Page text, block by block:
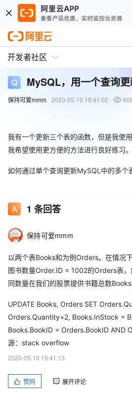
开发者社区
MySQL，用一个查询
保持可爱mmm 2020-05-10 19:41:02
我有一个更新三个表的函数，但是我使
我希望使用更方便的方法进行良好练习。
如何通过单个查询更新MySQL中的多个
1 条回答
保持可爱mmm
以两个表Books和为例Orders。在情况
图书数量Order.ID = 1002的Orders表
同数量在我们的股票提供书籍总数Books
UPDATE Books, Orders SET
Orders.Quantity+2, Books.InStock =
Books.BookID = Orders.BookID AND
源：stack overflow
2020-05-10 19:41:13
赞同 展开评论